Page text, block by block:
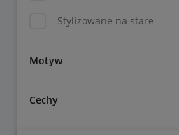
Stylizowane na stare
Motyw
Cechy